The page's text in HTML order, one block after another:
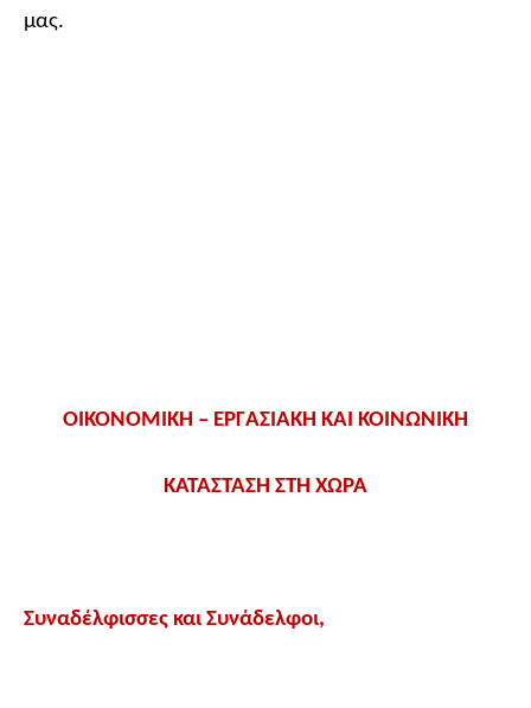
μας.
ΟΙΚΟΝΟΜΙΚΗ – ΕΡΓΑΣΙΑΚΗ ΚΑΙ ΚΟΙΝΩΝΙΚΗ
ΚΑΤΑΣΤΑΣΗ ΣΤΗ ΧΩΡΑ
Συναδέλφισσες και Συνάδελφοι,